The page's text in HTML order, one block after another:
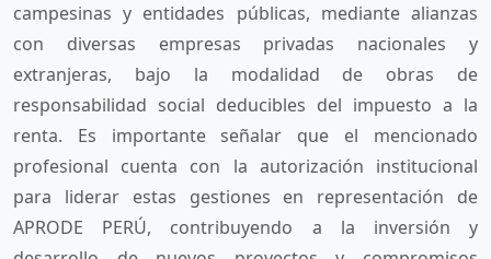
campesinas y entidades públicas, mediante alianzas
con diversas empresas privadas nacionales y
extranjeras, bajo la modalidad de obras de
responsabilidad social deducibles del impuesto a la
renta. Es importante señalar que el mencionado
profesional cuenta con la autorización institucional
para liderar estas gestiones en representación de
APRODE PERÚ, contribuyendo a la inversión y